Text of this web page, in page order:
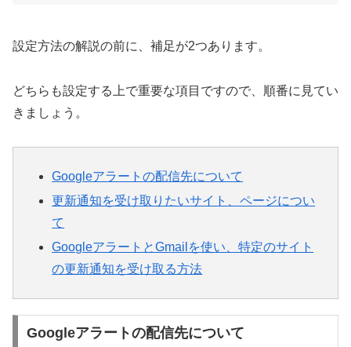
設定方法の解説の前に、補足が2つあります。
どちらも設定する上で重要な項目ですので、順番に見てい
きましょう。
Googleアラートの配信先について
更新通知を受け取りたいサイト、ページについ
て
GoogleアラートとGmailを使い、特定のサイト
の更新通知を受け取る方法
Googleアラートの配信先について